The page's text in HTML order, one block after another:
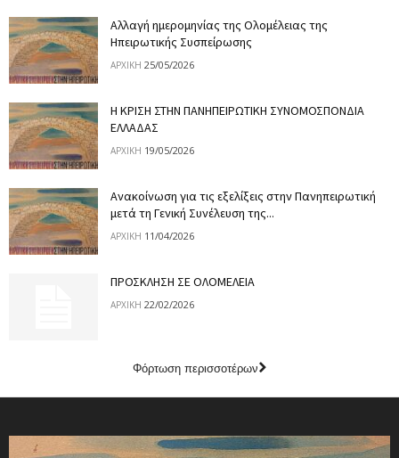
Αλλαγή ημερομηνίας της Ολομέλειας της
Ηπειρωτικής Συσπείρωσης
ΑΡΧΙΚΉ 25/05/2026
Η ΚΡΙΣΗ ΣΤΗΝ ΠΑΝΗΠΕΙΡΩΤΙΚΗ ΣΥΝΟΜΟΣΠΟΝΔΙΑ
ΕΛΛΑΔΑΣ
ΑΡΧΙΚΉ 19/05/2026
Ανακοίνωση για τις εξελίξεις στην Πανηπειρωτική
μετά τη Γενική Συνέλευση της...
ΑΡΧΙΚΉ 11/04/2026
ΠΡΟΣΚΛΗΣΗ ΣΕ ΟΛΟΜΕΛΕΙΑ
ΑΡΧΙΚΉ 22/02/2026
Φόρτωση περισσοτέρων